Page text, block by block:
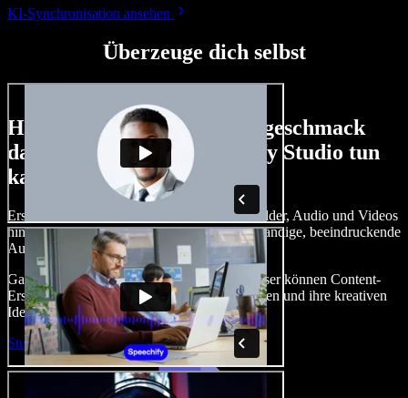
KI-Synchronisation ansehen
Überzeuge dich selbst
Hier ist nur ein kleiner Vorgeschmack
darauf, was du mit Speechify Studio tun
kannst.
Erstelle Voice-overs, füge lizenzfreie Stockbilder, Audio und Videos
hinzu, klone deine Stimme und erstelle vollständige, beeindruckende
Audio‑Video‑Projekte.
Ganz ohne Einarbeitung und direkt im Browser können Content-
Ersteller traditionelle Grenzen hinter sich lassen und ihre kreativen
Ideen zum Leben erwecken.
Studio starten